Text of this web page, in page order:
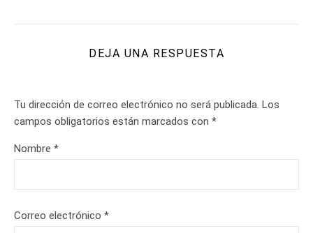
DEJA UNA RESPUESTA
Tu dirección de correo electrónico no será publicada. Los
campos obligatorios están marcados con *
Nombre *
Correo electrónico *